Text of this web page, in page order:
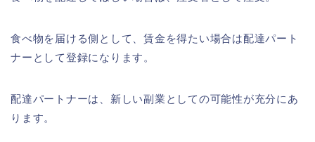
食べ物を届ける側として、賃金を得たい場合は配達パート
ナーとして登録になります。
配達パートナーは、新しい副業としての可能性が充分にあ
ります。